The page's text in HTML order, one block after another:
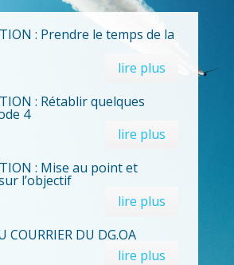
: Prendre le temps de la
lire plus
: Rétablir quelques
4
lire plus
: Mise au point et
l’objectif
lire plus
COURRIER DU DG.OA
lire plus